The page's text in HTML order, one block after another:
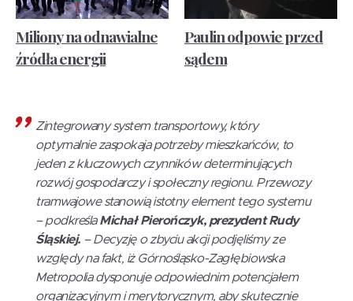
Miliony na odnawialne
źródła energii
Paulin odpowie przed
sądem
Zintegrowany system transportowy, który
optymalnie zaspokaja potrzeby mieszkańców, to
jeden z kluczowych czynników determinujących
rozwój gospodarczy i społeczny regionu. Przewozy
tramwajowe stanowią istotny element tego systemu
– podkreślaMichał Pierończyk, prezydent Rudy
Śląskiej. – Decyzję o zbyciu akcji podjęliśmy ze
względy na fakt, iż Górnośląsko-Zagłębiowska
Metropolia dysponuje odpowiednim potencjałem
organizacyjnym i merytorycznym, aby skutecznie